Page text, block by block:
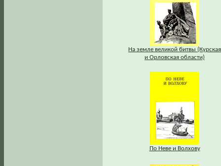
На земле великой битвы (Курская
и Орловская области)
По Неве и Волхову